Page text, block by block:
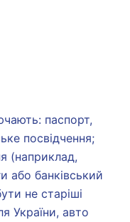
паспорт,
посвідчення;
(наприклад,
або банківський
не старіші
України, авто